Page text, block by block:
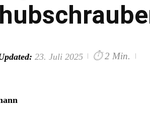
23. Juli 2025 ⏱ 2 Min.